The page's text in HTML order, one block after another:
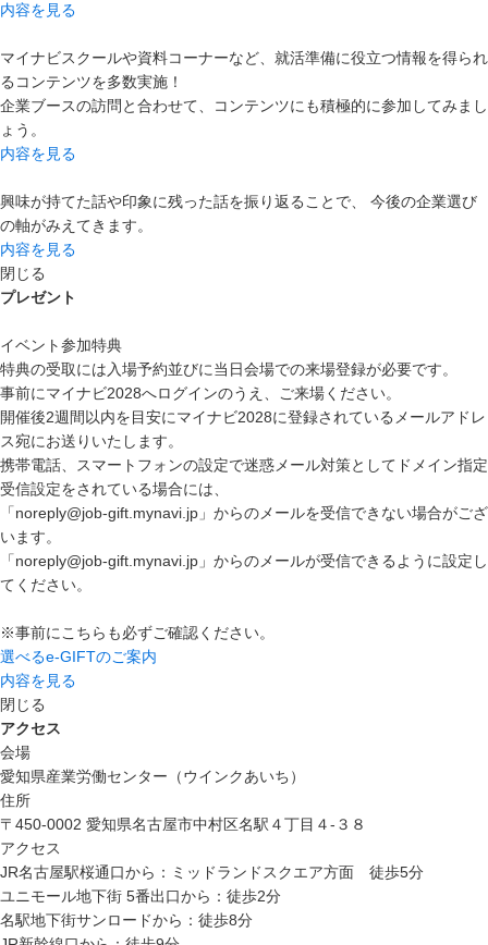
内容を見る
マイナビスクールや資料コーナーなど、就活準備に役立つ情報を得られ
るコンテンツを多数実施！
企業ブースの訪問と合わせて、コンテンツにも積極的に参加してみまし
ょう。
内容を見る
興味が持てた話や印象に残った話を振り返ることで、 今後の企業選び
の軸がみえてきます。
内容を見る
閉じる
プレゼント
イベント参加特典
特典の受取には入場予約並びに当日会場での来場登録が必要です。
事前にマイナビ2028へログインのうえ、ご来場ください。
開催後2週間以内を目安にマイナビ2028に登録されているメールアドレ
ス宛にお送りいたします。
携帯電話、スマートフォンの設定で迷惑メール対策としてドメイン指定
受信設定をされている場合には、
「noreply@job-gift.mynavi.jp」からのメールを受信できない場合がござ
います。
「noreply@job-gift.mynavi.jp」からのメールが受信できるように設定し
てください。
※事前にこちらも必ずご確認ください。
選べるe-GIFTのご案内
内容を見る
閉じる
アクセス
会場
愛知県産業労働センター（ウインクあいち）
住所
〒450-0002 愛知県名古屋市中村区名駅４丁目４-３８
アクセス
JR名古屋駅桜通口から：ミッドランドスクエア方面 徒歩5分
ユニモール地下街 5番出口から：徒歩2分
名駅地下街サンロードから：徒歩8分